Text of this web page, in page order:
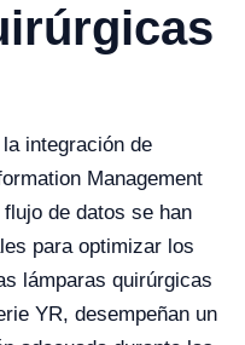
integración de
Management
de datos se han
para optimizar los
lámparas quirúrgicas
YR, desempeñan un